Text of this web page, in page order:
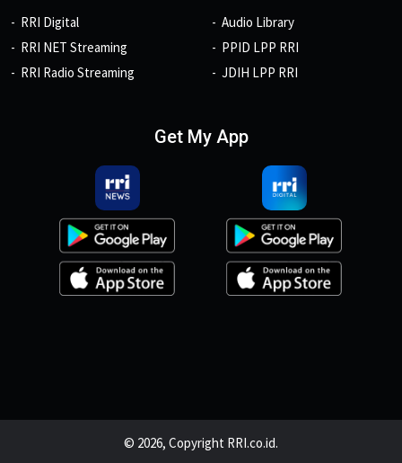
RRI Digital
RRI NET Streaming
RRI Radio Streaming
Audio Library
PPID LPP RRI
JDIH LPP RRI
Get My App
© 2026, Copyright RRI.co.id.